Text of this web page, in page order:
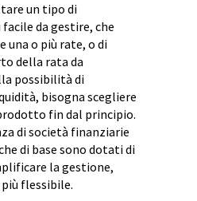
un tipo di
da gestire, che
una o più rate, o di
della rata da
possibilità di
bisogna scegliere
fin dal principio.
di società finanziarie
di base sono dotati di
la gestione,
flessibile.